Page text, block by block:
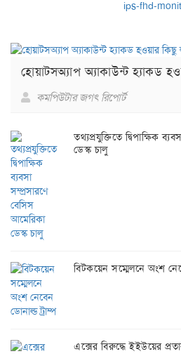
হোয়াটসঅ্যাপ অ্যাকাউন্ট হ্যাকড
কমপিউটার জগৎ রিপোর্ট
তথ্যপ্রযুক্তিতে দ্বিপাক্ষিক
ডেস্ক চালু
বিটকয়েন সম্মেলনে অংশ
এক্সের বিরুদ্ধে ইইউয়ের